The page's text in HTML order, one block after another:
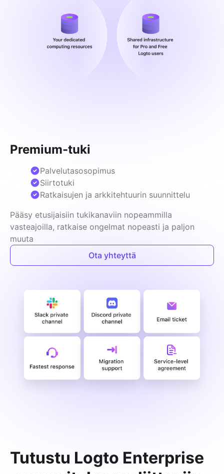
Premium-tuki
Pääsy etusijaisiin tukikanaviin nopeammilla
vasteajoilla, ratkaise ongelmat nopeasti ja paljon
muuta
Palvelutasosopimus
Siirtotuki
Ratkaisujen ja arkkitehtuurin suunnittelu
Ota yhteyttä
Tutustu Logto Enterprise